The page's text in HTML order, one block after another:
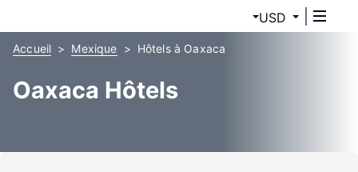
USD
Accueil Mexique Hôtels à Oaxaca
Oaxaca Hôtels